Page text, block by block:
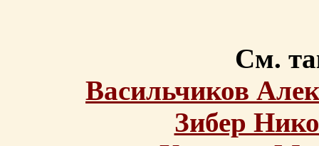
См.
Васильчиков
Зибер